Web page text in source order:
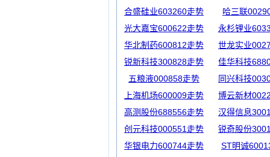
合盛硅业603260走势
哈三联
光大嘉宝600622走势
永杉锂业
华北制药600812走势
世龙实业
锐新科技300828走势
佳华科技
五粮液000858走势
同兴科技
上海机场600009走势
博云新材
高测股份688556走势
汉得信息
创元科技000551走势
锐奇股份
华银电力600744走势
ST明诚